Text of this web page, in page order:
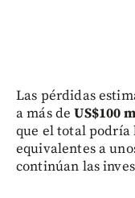
Las pérdidas
a más deUS$100
que el total
equivalentes a
continúan las